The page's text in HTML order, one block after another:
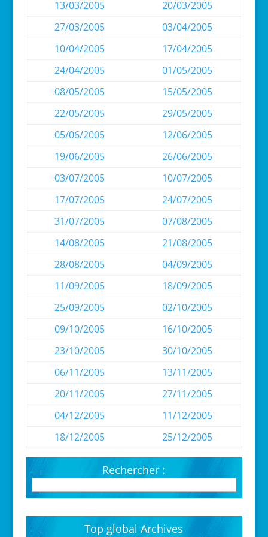
13/03/2005
20/03/2005
27/03/2005
03/04/2005
10/04/2005
17/04/2005
24/04/2005
01/05/2005
08/05/2005
15/05/2005
22/05/2005
29/05/2005
05/06/2005
12/06/2005
19/06/2005
26/06/2005
03/07/2005
10/07/2005
17/07/2005
24/07/2005
31/07/2005
07/08/2005
14/08/2005
21/08/2005
28/08/2005
04/09/2005
11/09/2005
18/09/2005
25/09/2005
02/10/2005
09/10/2005
16/10/2005
23/10/2005
30/10/2005
06/11/2005
13/11/2005
20/11/2005
27/11/2005
04/12/2005
11/12/2005
18/12/2005
25/12/2005
Rechercher :
Top global Archives